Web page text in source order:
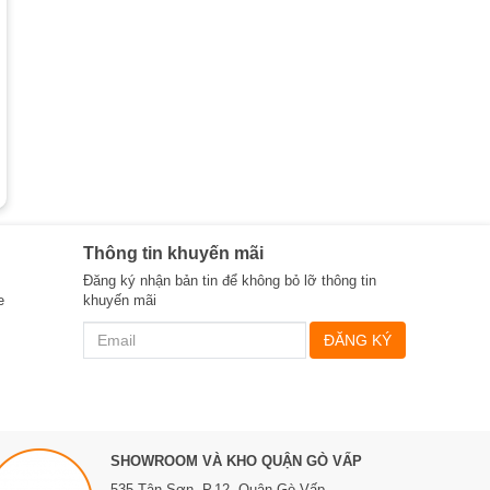
Thông tin khuyến mãi
Đăng ký nhận bản tin để không bỏ lỡ thông tin
khuyến mãi
ĐĂNG KÝ
SHOWROOM VÀ KHO QUẬN GÒ VẤP